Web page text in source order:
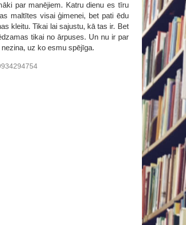
par manējiem. Katru dienu es tīru
maltītes visai ģimenei, bet pati ēdu
kleitu. Tikai lai sajustu, kā tas ir. Bet
tikai no ārpuses. Un nu ir par
uz ko esmu spējīga.